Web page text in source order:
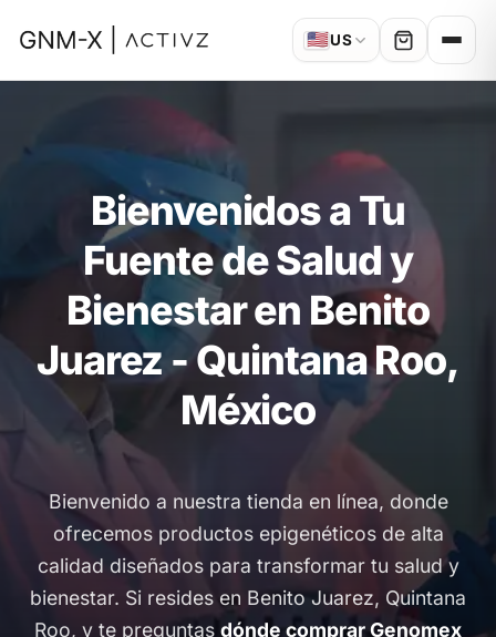
🇺🇸US
Bienvenidos a Tu
Fuente de Salud y
Bienestar en Benito
Juarez - Quintana Roo,
México
Bienvenido a nuestra tienda en línea, donde
ofrecemos productos epigenéticos de alta
calidad diseñados para transformar tu salud y
bienestar. Si resides en Benito Juarez, Quintana
Roo, y te preguntas dónde comprar Genomex